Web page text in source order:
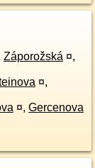
Záporožská ¤,
¤,
¤, Gercenova